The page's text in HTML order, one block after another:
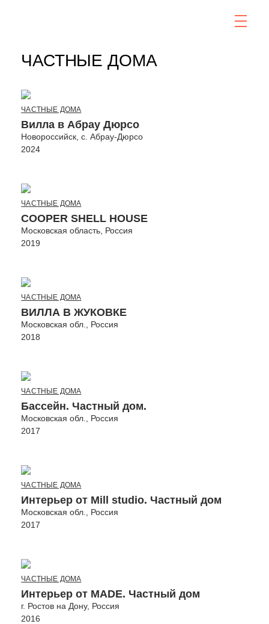
ЧАСТНЫЕ ДОМА
ЧАСТНЫЕ ДОМА
Вилла в Абрау Дюрсо
Новороссийск, с. Абрау-Дюрсо
2024
ЧАСТНЫЕ ДОМА
COOPER SHELL HOUSE
Московская область, Россия
2019
ЧАСТНЫЕ ДОМА
ВИЛЛА В ЖУКОВКЕ
Московская обл., Россия
2018
ЧАСТНЫЕ ДОМА
Бассейн. Частный дом.
Московская обл., Россия
2017
ЧАСТНЫЕ ДОМА
Интерьер от Mill studio. Частный дом
Московская обл., Россия
2017
ЧАСТНЫЕ ДОМА
Интерьер от MADE. Частный дом
г. Ростов на Дону, Россия
2016